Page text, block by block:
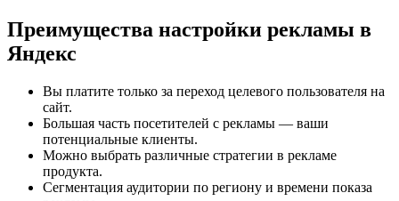
Преимущества настройки рекламы в
Яндекс
Вы платите только за переход целевого пользователя на
сайт.
Большая часть посетителей с рекламы — ваши
потенциальные клиенты.
Можно выбрать различные стратегии в рекламе
продукта.
Сегментация аудитории по региону и времени показа